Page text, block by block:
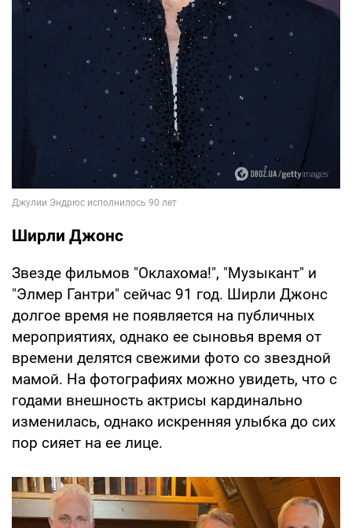
Ширли Джонс
Звезде фильмов "Оклахома!", "Музыкант" и
"Элмер Гантри" сейчас 91 год. Ширли Джонс
долгое время не появляется на публичных
мероприятиях, однако ее сыновья время от
времени делятся свежими фото со звездной
мамой. На фотографиях можно увидеть, что с
годами внешность актрисы кардинально
изменилась, однако искренняя улыбка до сих
пор сияет на ее лице.